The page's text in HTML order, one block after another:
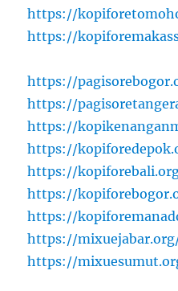
https://
https://
https://
https://
https://
https://
https://
https://
https://
https://
https://